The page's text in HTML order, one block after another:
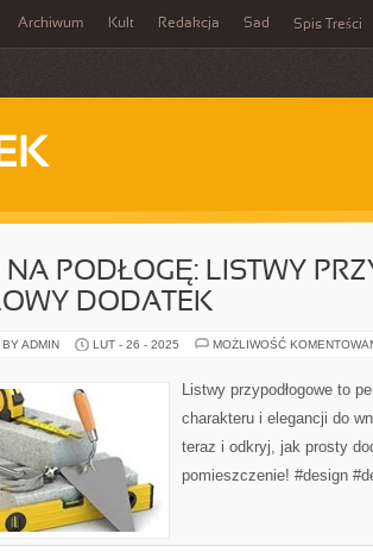
Archiwum Kult Redakcja Sad Spis Treści
PODŁOGĘ: LISTWY
DODATEK
ADMIN LUT - 26 - 2025 MOŻLIWOŚĆ
Listwy przypodłogowe to
charakteru i elegancji do
teraz i odkryj, jak prosty
pomieszczenie! #design